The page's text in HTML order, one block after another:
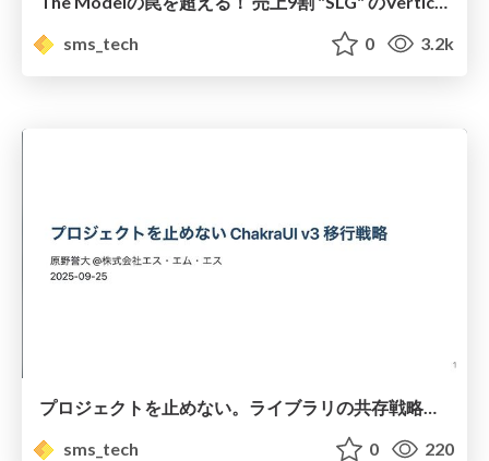
sms_tech
0 3.2k
プロジェクトを止めない。ライブラリの共存戦略とバージョンアップ/ChakraUI v3 Migration: Keeping Projects Running
sms_tech
0 220